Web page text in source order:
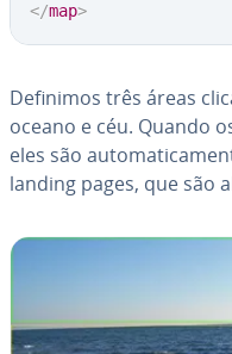
</map>
Definimos três áreas
oceano e céu. Quando
eles são
landing pages, que são